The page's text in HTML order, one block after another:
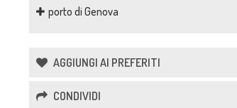
porto di Genova
AGGIUNGI AI PREFERITI
CONDIVIDI